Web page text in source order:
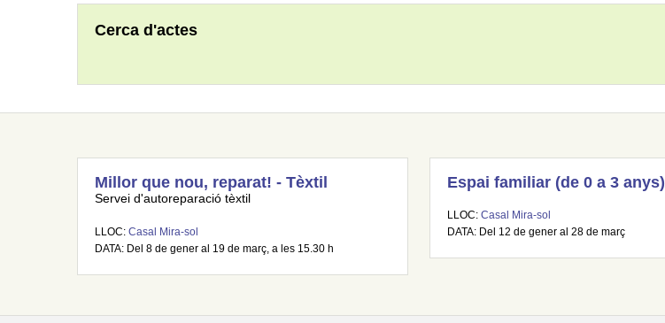
Cerca d'actes
Millor que nou, reparat! - Tèxtil
Servei d'autoreparació tèxtil
LLOC: Casal Mira-sol
DATA: Del 8 de gener al 19 de març, a les 15.30 h
Espai familiar (de 0 a 3 anys)
LLOC: Casal Mira-sol
DATA: Del 12 de gener al 28 de març